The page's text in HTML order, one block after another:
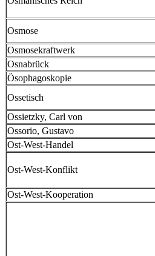
Osmose
Osmosekraftwerk
Osnabrück
Ösophagoskopie
Ossetisch
Ossietzky, Carl von
Ossorio, Gustavo
Ost-West-Handel
Ost-West-Konflikt
Ost-West-Kooperation